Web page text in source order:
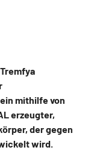
mithilfe von
erzeugter,
der gegen
wird.